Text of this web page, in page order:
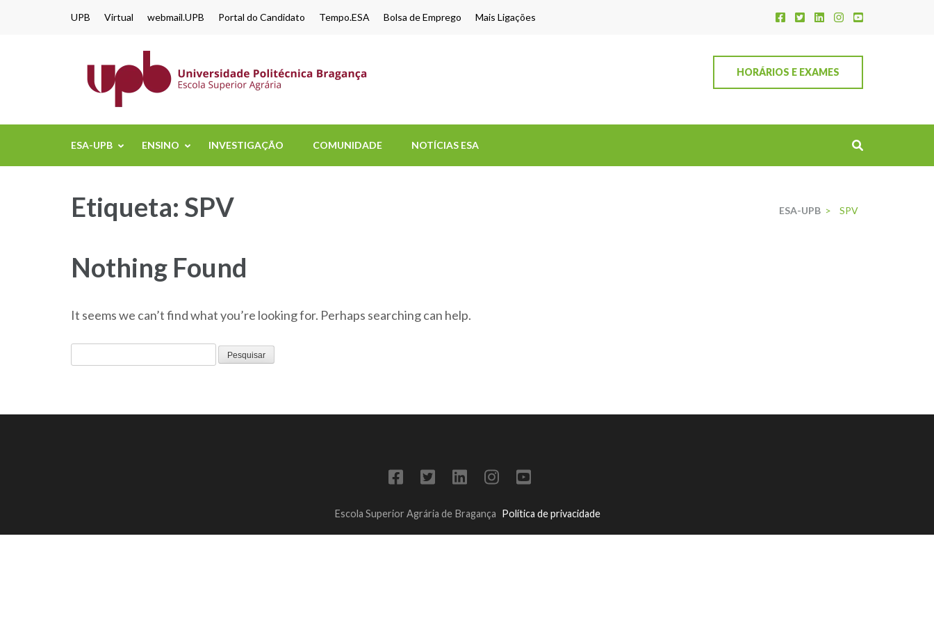
UPB Virtual webmail.UPB Portal do Candidato Tempo.ESA Bolsa de Emprego Mais Ligações
HORÁRIOS E EXAMES
ESA-UPB ENSINO INVESTIGAÇÃO COMUNIDADE NOTÍCIAS ESA
Etiqueta: SPV ESA-UPB > SPV
Nothing Found
It seems we can’t find what you’re looking for. Perhaps searching can help.
Escola Superior Agrária de Bragança Política de privacidade